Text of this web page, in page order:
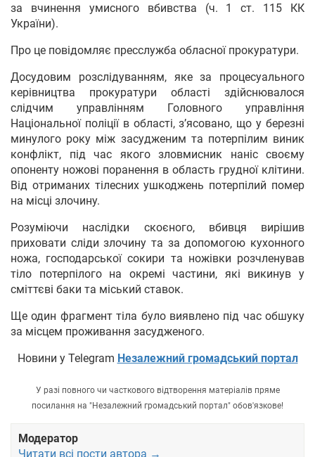
за вчинення умисного вбивства (ч. 1 ст. 115 КК
України).
Про це повідомляє пресслужба обласної прокуратури.
Досудовим розслідуванням, яке за процесуального
керівництва прокуратури області здійснювалося
слідчим управлінням Головного управління
Національної поліції в області, з’ясовано, що у березні
минулого року між засудженим та потерпілим виник
конфлікт, під час якого зловмисник наніс своєму
опоненту ножові поранення в область грудної клітини.
Від отриманих тілесних ушкоджень потерпілий помер
на місці злочину.
Розуміючи наслідки скоєного, вбивця вирішив
приховати сліди злочину та за допомогою кухонного
ножа, господарської сокири та ножівки розчленував
тіло потерпілого на окремі частини, які викинув у
сміттєві баки та міський ставок.
Ще один фрагмент тіла було виявлено під час обшуку
за місцем проживання засудженого.
Новини у Telegram Незалежний громадський портал
У разі повного чи часткового відтворення матеріалів пряме
посилання на "Незалежний громадський портал" обов'язкове!
Модератор
Читати всі пости автора →